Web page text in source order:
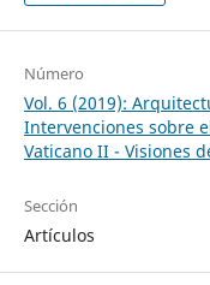
Número
Vol. 6 (2019):
Intervenciones sobre
Vaticano II - Visiones
Sección
Artículos